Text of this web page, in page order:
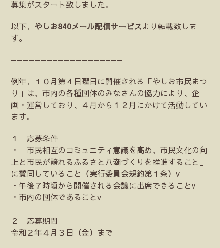
募集がスタート致しました。
以下、 やしお840メール配信サービスより転載致しま
す。
———————————————————
例年、１０月第４日曜日に開催される「やしお市民まつ
り」は、市内の各種団体のみなさんの協力により、企
画・運営しており、４月から１２月にかけて活動してい
ます。
１ 応募条件
・「市民相互のコミュニティ意識を高め、市民文化の向
上と市民が誇れるふるさと八潮づくりを推進すること」
に賛同していること（実行委員会規約第１条）v
・午後７時頃から開催される会議に出席できることv
・市内の団体であることv
２ 応募期間
令和２年４月３日（金）まで